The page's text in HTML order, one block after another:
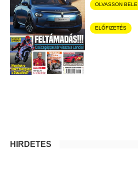
OLVASSON BELE
ELŐFIZETÉS
HIRDETÉS